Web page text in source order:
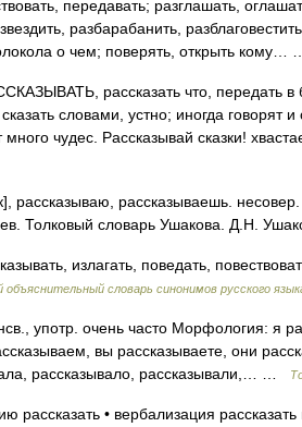
передавать; разглашать,
разбарабанить,
о чем; поверять, открыть кому…
рассказать что, передать в
словами, устно; иногда говорят
много чудес. Рассказывай сказки!
рассказываю, рассказываешь.
Толковый словарь Ушакова. Д.Н.
излагать, поведать,
объяснительный словарь синонимов русского
употр. очень часто Морфология: я
вы рассказываете, они
рассказывало, рассказывали,… …
рассказать • вербализация